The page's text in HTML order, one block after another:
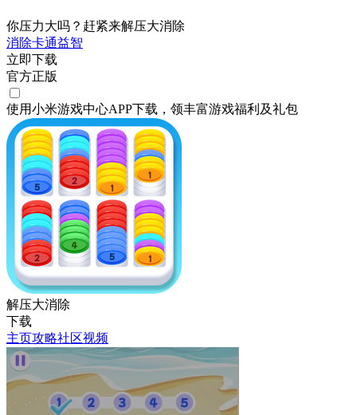
你压力大吗？赶紧来解压大消除
消除卡通益智
立即下载
官方正版
使用小米游戏中心APP下载 ，领丰富游戏福利 及礼包
解压大消除
下载
主页攻略社区视频